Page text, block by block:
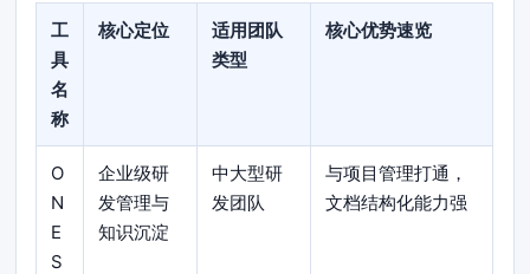
工
具
名
称
核心定位
适用团队
类型
核心优势速览
O
N
E
S
企业级研
发管理与
知识沉淀
中大型研
发团队
与项目管理打通，
文档结构化能力强